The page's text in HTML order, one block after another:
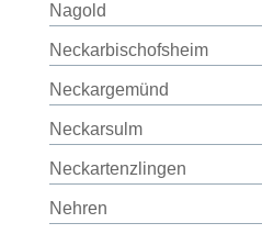
Nagold
Neckarbischofsheim
Neckargemünd
Neckarsulm
Neckartenzlingen
Nehren